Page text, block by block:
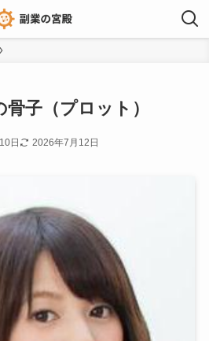
子（プロット）
日 2026年7月12日